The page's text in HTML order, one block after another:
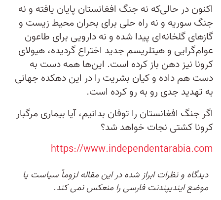
اکنون در حالی‌که نه جنگ افغانستان پایان یافته و نه
جنگ سوریه و نه راه حلی برای بحران محیط زیست و
گازهای گلخانه‌ای پیدا شده و نه دارویی برای طاعون
عوام‌گرایی و هیتلریسم جدید اختراع گردیده، هیولای
کرونا نیز دهن باز کرده است. این‌ها همه دست به
دست هم داده و کیان بشریت را در این دهکده جهانی
به تهدید جدی رو به رو کرده است.
اگر جنگ افغانستان را توفان بدانیم، آیا بیماری مرگبار
کرونا کشتی نجات خواهد شد؟
https://www.independentarabia.com
دیدگاه و نظرات ابراز شده در این مقاله لزوماً سیاست یا
موضع ایندیپندنت فارسی را منعکس نمی کند.